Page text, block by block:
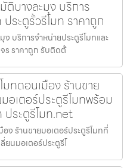
ติบางละมุง บริการ
ระตูรั้วรีโมท ราคาถูก
บริการจำหน่ายประตูรีโมทและ
ร ราคาถูก รับติดตั้
ทดอนเมือง ร้านขาย
อเตอร์ประตูรีโมทพร้อม
ประตูรีโมท.net
ง ร้านขายมอเตอร์ประตูรีโมทที่
ยนมอเตอร์ประตูรีโ